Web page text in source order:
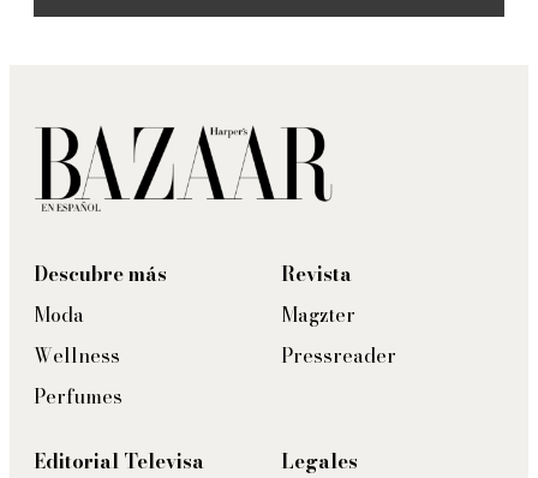
Descubre más
Moda
Wellness
Perfumes
Revista
Magzter
Pressreader
Editorial Televisa
Legales